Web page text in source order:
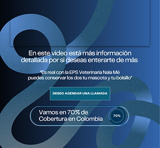
Conocé nuestras sedes.